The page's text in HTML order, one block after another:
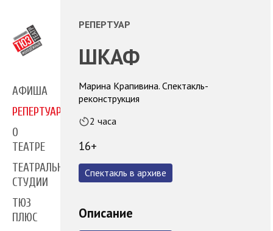
АФИША
РЕПЕРТУАР
О
ТЕАТРЕ
ТЕАТРАЛЬНЫЕ
СТУДИИ
ТЮЗ
ПЛЮС
РЕПЕРТУАР
ШКАФ
Марина Крапивина. Спектакль-
реконструкция
2 часа
16+
Спектакль в архиве
Описание